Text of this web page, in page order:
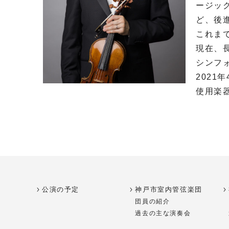
ージッ
ど、後
これま
現在、
シンフ
2021年
使用楽
公演の予定 神戸市室内管弦楽団
団員の紹介
過去の主な演奏会